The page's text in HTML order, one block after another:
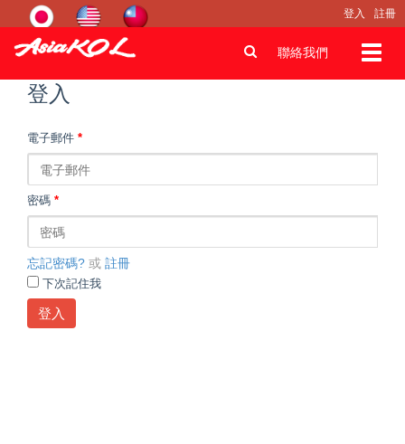
登入 註冊
聯絡我們
登入
電子郵件 *
密碼 *
忘記密碼? 或 註冊
下次記住我
登入